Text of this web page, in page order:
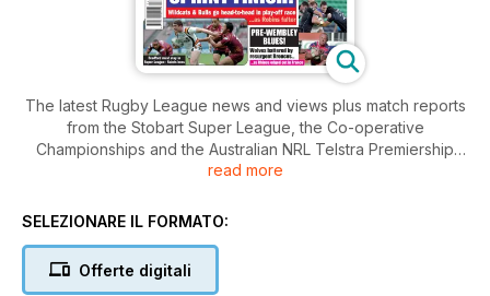
The latest Rugby League news and views plus match reports
from the Stobart Super League, the Co-operative
Championships and the Australian NRL Telstra Premiership
plus the very best coverage of the grassroots game in the
read more
SELEZIONARE IL FORMATO:
Offerte digitali